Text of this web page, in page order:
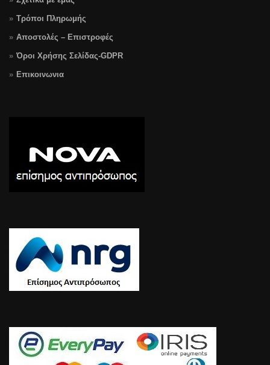
Τρόποι Πληρωμής
Αποστολές – Επιστροφές
Όροι Χρήσης Σελίδας-GDPR
Επικοινωνια